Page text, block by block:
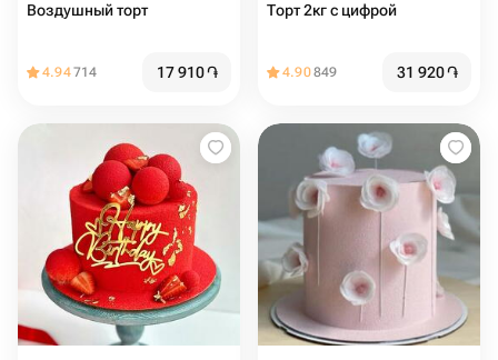
Воздушный торт
4.94714 17 910֏
Торт 2кг с цифрой
4.90849 31 920֏